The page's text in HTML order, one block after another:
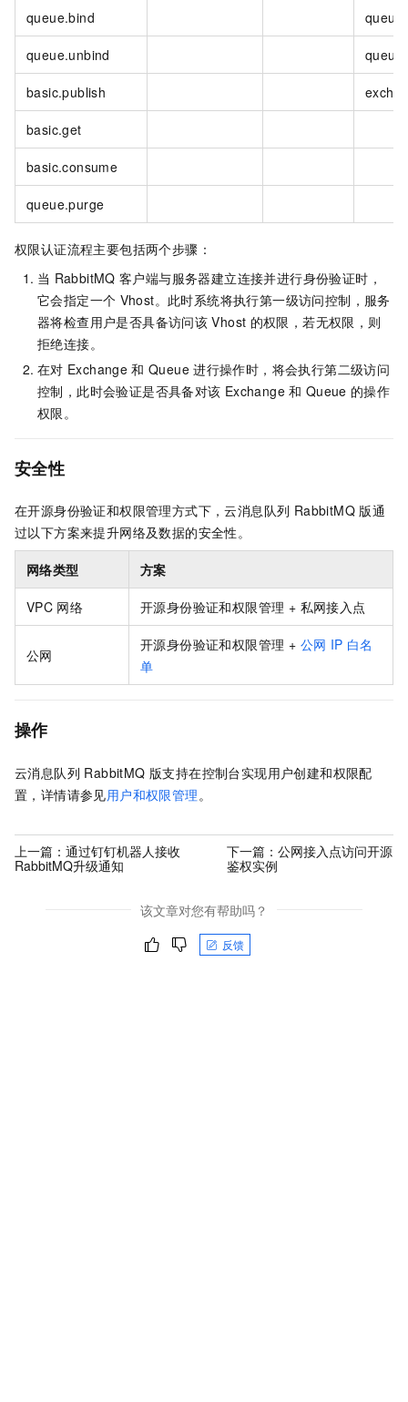
queue.bind queue
queue.unbind queue
basic.publish
basic.get
basic.consume
queue.purge
权限认证流程主要包括两个步骤：
当 RabbitMQ 客户端与服务器建立连接并进行身份验证时，
它会指定一个 Vhost。此时系统将执行第一级访问控制，服务
器将检查用户是否具备访问该 Vhost 的权限，若无权限，则
拒绝连接。
在对 Exchange 和 Queue 进行操作时，将会执行第二级访问
控制，此时会验证是否具备对该 Exchange 和 Queue 的操作
权限。
安全性
在开源身份验证和权限管理方式下，云消息队列 RabbitMQ 版通
过以下方案来提升网络及数据的安全性。
网络类型 方案
VPC 网络 开源身份验证和权限管理 + 私网接入点
公网
开源身份验证和权限管理 + 公网 IP 白名
单
操作
云消息队列 RabbitMQ 版支持在控制台实现用户创建和权限配
置，详情请参见用户和权限管理 。
上一篇： 通过钉钉机器人接收
RabbitMQ升级通知
下一篇： 公网接入点访问开源
鉴权实例
该文章对您有帮助吗？
反馈